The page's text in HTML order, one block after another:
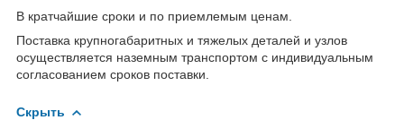
В кратчайшие сроки и по приемлемым ценам.
Поставка крупногабаритных и тяжелых деталей и узлов
осуществляется наземным транспортом с индивидуальным
согласованием сроков поставки.
Скрыть